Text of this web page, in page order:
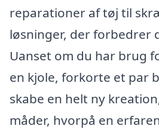
reparationer af tøj til
løsninger, der forbedrer
Uanset om du har brug
en kjole, forkorte et par
skabe en helt ny
måder, hvorpå en